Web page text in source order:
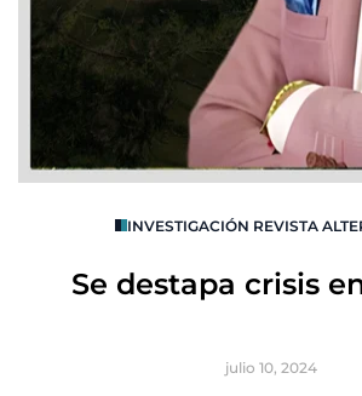
INVESTIGACIÓN REVISTA
Se destapa crisis
julio 10, 2024